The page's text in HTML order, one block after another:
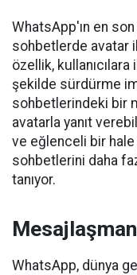
WhatsApp'ın en
sohbetlerde avatar
özellik,
şekilde sürdürme
sohbetlerindeki bir
avatarla yanıt
ve eğlenceli bir hale
sohbetlerini daha
tanıyor.
WhatsApp, dünya